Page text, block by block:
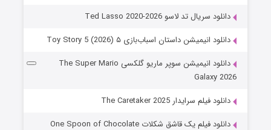
دانلود سریال تد لاسو Ted Lasso 2020-2026
دانلود انیمیشن داستان اسباب‌بازی ۵ Toy Story 5 (2026)
دانلود انیمیشن سوپر ماریو گلکسی The Super Mario
Galaxy 2026
دانلود فیلم سرایدار The Caretaker 2025
دانلود فیلم یک قاشق شکلات One Spoon of Chocolate